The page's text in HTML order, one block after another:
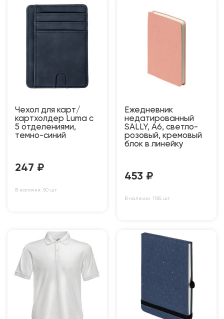
Чехол для карт/
картхолдер Luma с
5 отделениями,
темно-синий
247 ₽
В наличии: 50 шт
Ежедневник
недатированный
SALLY, A6, светло-
розовый, кремовый
блок в линейку
453 ₽
В наличии: 1185 шт